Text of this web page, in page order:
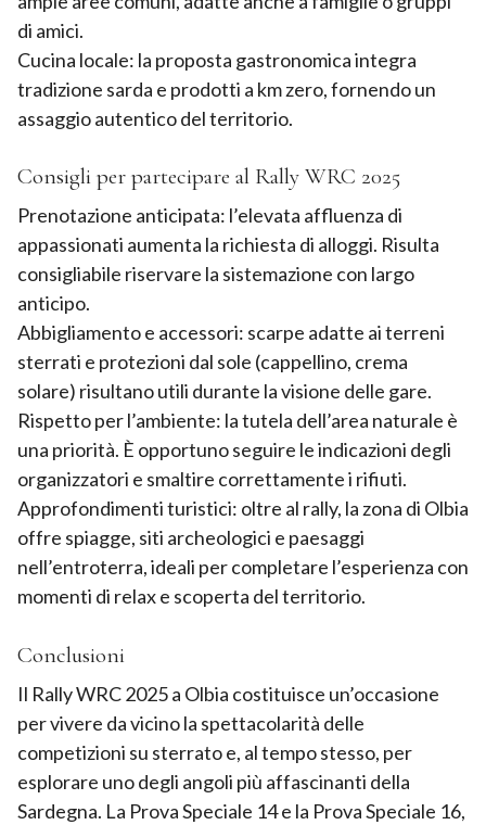
di amici.
Cucina locale: la proposta gastronomica integra
tradizione sarda e prodotti a km zero, fornendo un
assaggio autentico del territorio.
Consigli per partecipare al Rally WRC 2025
Prenotazione anticipata: l’elevata affluenza di
appassionati aumenta la richiesta di alloggi. Risulta
consigliabile riservare la sistemazione con largo
anticipo.
Abbigliamento e accessori: scarpe adatte ai terreni
sterrati e protezioni dal sole (cappellino, crema
solare) risultano utili durante la visione delle gare.
Rispetto per l’ambiente: la tutela dell’area naturale è
una priorità. È opportuno seguire le indicazioni degli
organizzatori e smaltire correttamente i rifiuti.
Approfondimenti turistici: oltre al rally, la zona di Olbia
offre spiagge, siti archeologici e paesaggi
nell’entroterra, ideali per completare l’esperienza con
momenti di relax e scoperta del territorio.
Conclusioni
Il Rally WRC 2025 a Olbia costituisce un’occasione
per vivere da vicino la spettacolarità delle
competizioni su sterrato e, al tempo stesso, per
esplorare uno degli angoli più affascinanti della
Sardegna. La Prova Speciale 14 e la Prova Speciale 16,